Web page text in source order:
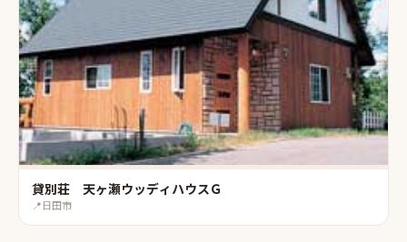
貸別荘 天ヶ瀬ウッディハウスＧ
📍日田市